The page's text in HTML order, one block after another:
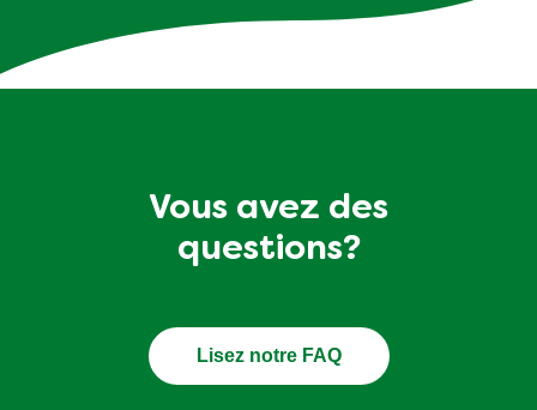
Vous avez des
questions?
Lisez notre FAQ